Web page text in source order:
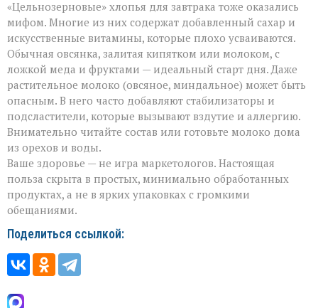
«Цельнозерновые» хлопья для завтрака тоже оказались
мифом. Многие из них содержат добавленный сахар и
искусственные витамины, которые плохо усваиваются.
Обычная овсянка, залитая кипятком или молоком, с
ложкой меда и фруктами — идеальный старт дня. Даже
растительное молоко (овсяное, миндальное) может быть
опасным. В него часто добавляют стабилизаторы и
подсластители, которые вызывают вздутие и аллергию.
Внимательно читайте состав или готовьте молоко дома
из орехов и воды.
Ваше здоровье — не игра маркетологов. Настоящая
польза скрыта в простых, минимально обработанных
продуктах, а не в ярких упаковках с громкими
обещаниями.
Поделиться ссылкой: